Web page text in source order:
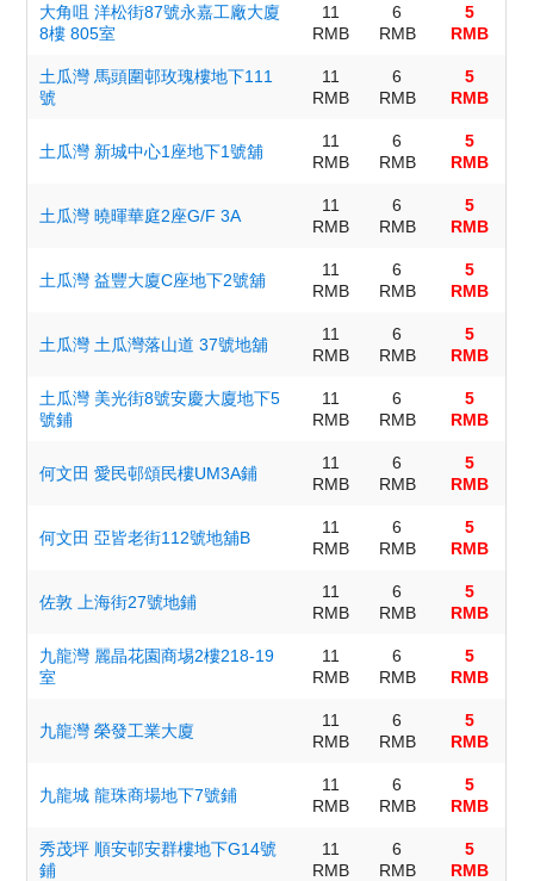
大角咀 洋松街87號永嘉工廠大廈
8樓 805室
11
RMB
6
RMB
5
RMB
土瓜灣 馬頭圍邨玫瑰樓地下111
號
11
RMB
6
RMB
5
RMB
土瓜灣 新城中心1座地下1號舖
11
RMB
6
RMB
5
RMB
土瓜灣 曉暉華庭2座G/F 3A
11
RMB
6
RMB
5
RMB
土瓜灣 益豐大廈C座地下2號舖
11
RMB
6
RMB
5
RMB
土瓜灣 土瓜灣落山道 37號地舖
11
RMB
6
RMB
5
RMB
土瓜灣 美光街8號安慶大廈地下5
號鋪
11
RMB
6
RMB
5
RMB
何文田 愛民邨頌民樓UM3A鋪
11
RMB
6
RMB
5
RMB
何文田 亞皆老街112號地舖B
11
RMB
6
RMB
5
RMB
佐敦 上海街27號地鋪
11
RMB
6
RMB
5
RMB
九龍灣 麗晶花園商埸2樓218-19
室
11
RMB
6
RMB
5
RMB
九龍灣 榮發工業大廈
11
RMB
6
RMB
5
RMB
九龍城 龍珠商場地下7號鋪
11
RMB
6
RMB
5
RMB
秀茂坪 順安邨安群樓地下G14號
鋪
11
RMB
6
RMB
5
RMB